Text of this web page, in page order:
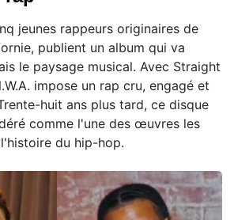
jeunes rappeurs originaires de
publient un album qui va
le paysage musical. Avec Straight
impose un rap cru, engagé et
huit ans plus tard, ce disque
comme l'une des œuvres les
du hip-hop.